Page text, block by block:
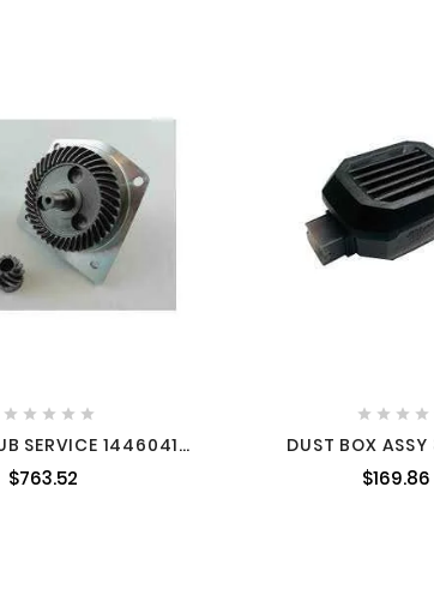
    
SERVICE 14460417
$763.52
   
DUST BOX
$169.86